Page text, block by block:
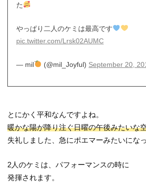
た
やっぱり二人のケミは最高です
pic.twitter.com/Lrsk02AUMC
— mil (@mil_Joyful) September 20,
とにかく平和なんですよね。
暖かな陽が降り注ぐ日曜の午後みたいな
失礼しました、急にポエマーみたいにな
2人のケミは、パフォーマンスの時に
発揮されます。